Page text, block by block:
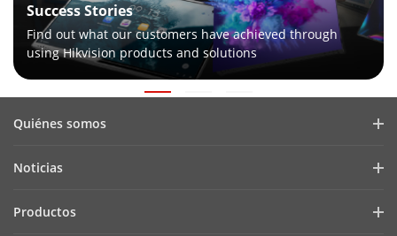
Success Stories
Find out what our customers have achieved through
using Hikvision products and solutions
Quiénes somos
Noticias
Productos